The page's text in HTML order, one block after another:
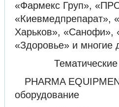
«Фармекс Груп»,
Харьков»,
«Здоровье» и многие
PHARMA
оборудование